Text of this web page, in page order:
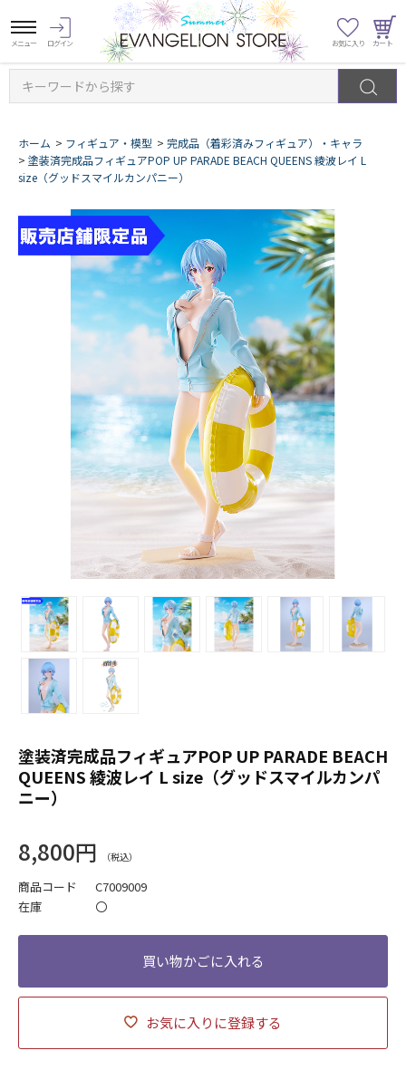
キーワードから探す
ホーム > フィギュア・模型 > 完成品（着彩済みフィギュア）・キャラ
> 塗装済完成品フィギュアPOP UP PARADE BEACH QUEENS 綾波レイ L
size（グッドスマイルカンパニー）
塗装済完成品フィギュアPOP UP PARADE BEACH
QUEENS 綾波レイ L size（グッドスマイルカンパ
ニー）
8,800円
商品コード
C7009009
在庫
〇
お気に入りに登録する